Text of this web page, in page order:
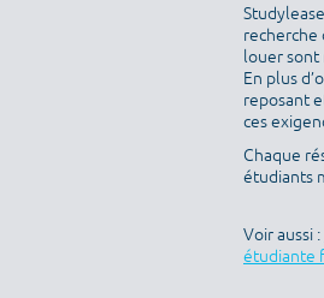
recherche
louer sont
En plus
reposant
ces
Chaque
étudiants
Voir aussi :
étudiante